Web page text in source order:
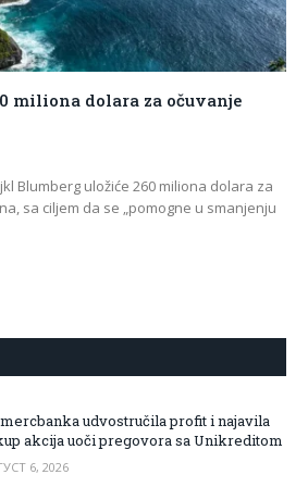
miliona dolara za očuvanje
Blumberg uložiće 260 miliona dolara za
sa ciljem da se „pomogne u smanjenju
udvostručila profit i najavila
akcija uoči pregovora sa Unikreditom
6, 2026